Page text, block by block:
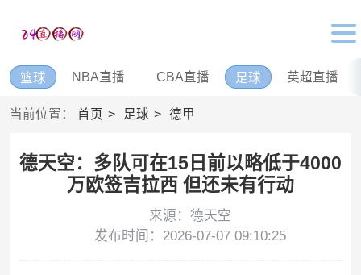
篮球 NBA直播 CBA直播 足球 英超直播
当前位置： 首页 足球 德甲
德天空：多队可在15日前以略低于4000
万欧签吉拉西 但还未有行动
来源：德天空
发布时间：2026-07-07 09:10:25